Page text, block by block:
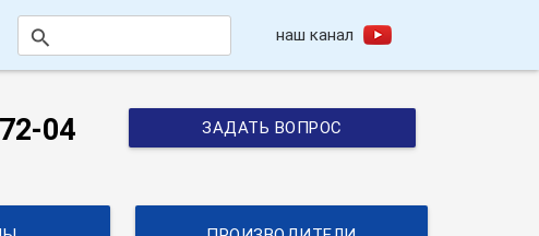
search наш канал
04 ЗАДАТЬ ВОПРОС